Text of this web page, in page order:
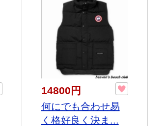
14800円
何にでも合わせ易
く格好良く決ま...